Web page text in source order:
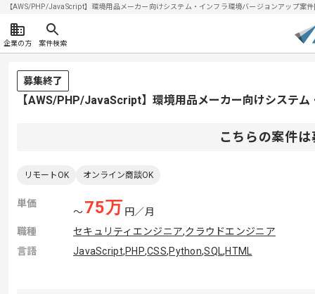
【AWS/PHP/JavaScript】環境用品メーカー向けシステム・インフラ環境バージョンアップ
企業の方 案件検索
募集終了
【AWS/PHP/JavaScript】環境用品メーカー向けシステ
こちらの案件
リモートOK オンライン商談OK
単価
〜75万 円／月
職種
セキュリティエンジニア,クラウドエンジニア
言語
JavaScript,PHP,CSS,Python,SQL,HTML